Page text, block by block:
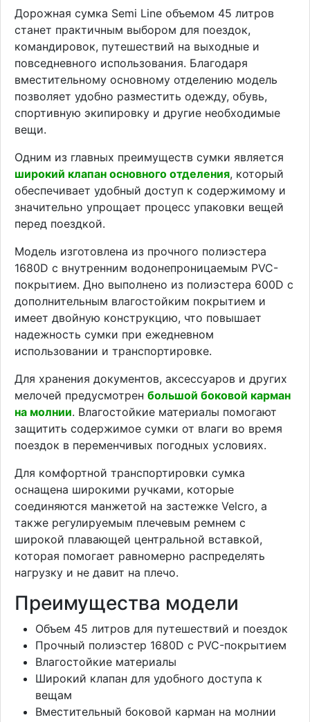
Дорожная сумка Semi Line объемом 45 литров
станет практичным выбором для поездок,
командировок, путешествий на выходные и
повседневного использования. Благодаря
вместительному основному отделению модель
позволяет удобно разместить одежду, обувь,
спортивную экипировку и другие необходимые
вещи.
Одним из главных преимуществ сумки является
широкий клапан основного отделения, который
обеспечивает удобный доступ к содержимому и
значительно упрощает процесс упаковки вещей
перед поездкой.
Модель изготовлена из прочного полиэстера
1680D с внутренним водонепроницаемым PVC-
покрытием. Дно выполнено из полиэстера 600D с
дополнительным влагостойким покрытием и
имеет двойную конструкцию, что повышает
надежность сумки при ежедневном
использовании и транспортировке.
Для хранения документов, аксессуаров и других
мелочей предусмотрен большой боковой карман
на молнии. Влагостойкие материалы помогают
защитить содержимое сумки от влаги во время
поездок в переменчивых погодных условиях.
Для комфортной транспортировки сумка
оснащена широкими ручками, которые
соединяются манжетой на застежке Velcro, а
также регулируемым плечевым ремнем с
широкой плавающей центральной вставкой,
которая помогает равномерно распределять
нагрузку и не давит на плечо.
Преимущества модели
Объем 45 литров для путешествий и поездок
Прочный полиэстер 1680D с PVC-покрытием
Влагостойкие материалы
Широкий клапан для удобного доступа к
вещам
Вместительный боковой карман на молнии